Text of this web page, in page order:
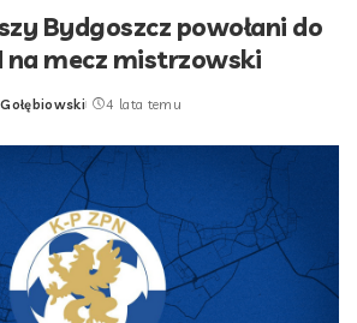
Bydgoszcz powołani do
na mecz mistrzowski
4 lata temu